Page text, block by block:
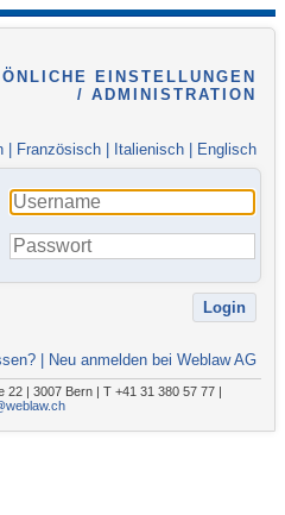
EINSTELLUNGEN
/ ADMINISTRATION
Französisch Italienisch Englisch
Neu anmelden bei Weblaw AG
| 3007 Bern | T +41 31 380 57 77 |